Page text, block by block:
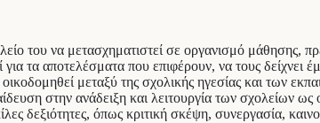
του να μετασχηματιστεί σε οργανισμό μάθησης,
τα αποτελέσματα που επιφέρουν, να τους
μεταξύ της σχολικής ηγεσίας και των
στην ανάδειξη και λειτουργία των
δεξιότητες, όπως κριτική σκέψη, συνεργασία,